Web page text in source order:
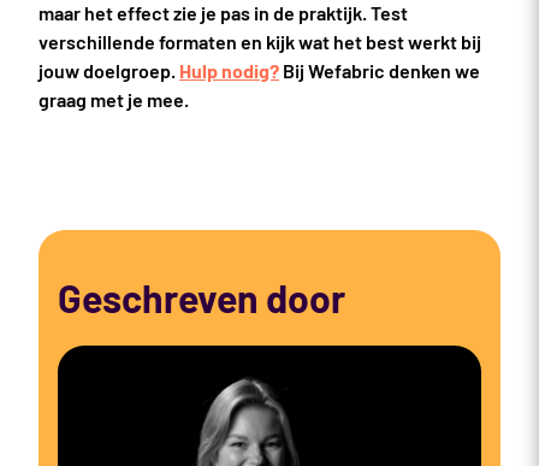
maar het effect zie je pas in de praktijk. Test
verschillende formaten en kijk wat het best werkt bij
jouw doelgroep. Hulp nodig? Bij Wefabric denken we
graag met je mee.
Geschreven door